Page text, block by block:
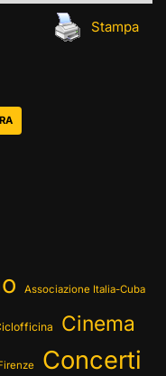
Stampa
Associazione Italia-Cuba
Cinema
Concerti